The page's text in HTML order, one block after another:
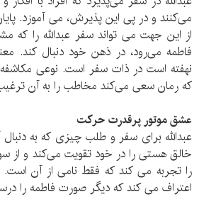
می‌کنند و در پی این پذیرش، می آموزد.
از این جهت می تواند سفر عبدالله را که
فاطمه می‌رود، در ذهن خود دنبال کند.
نهفته است در ذات سفر است. نوعی
که رمان سعی می‌کند مخاطب را به آن
عشق موتور پرقدرت حرکت
عبدالله برای سفر و طلب چیزی که به
خالق هستی را در خود تقویت می‌کند و از
را تجربه می کند که فقط نامی از آن
اعتراف می کند که دیگر صورت فاطمه را